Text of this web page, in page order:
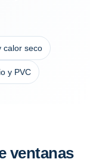
calor seco
y PVC
ventanas